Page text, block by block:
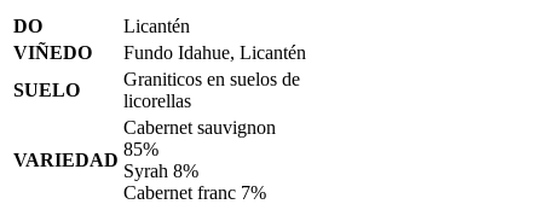
DO
Licantén
VIÑEDO
Fundo Idahue, Licantén
SUELO
Graniticos en suelos de
licorellas
VARIEDAD
Cabernet sauvignon
85%
Syrah 8%
Cabernet franc 7%